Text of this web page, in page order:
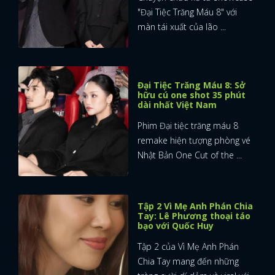
"Đại Tiệc Trăng Máu 8" với
màn tái xuất của lão ...
Đại Tiệc Trăng Máu 8: Sở
hữu cú one shot 35 phút
dài nhất Việt Nam
Phim Đại tiệc trăng máu 8
remake hiện tượng phòng vé
Nhật Bản One Cut of the ...
Tập 2 Vì Mẹ Anh Phán Chia
Tay: Lê Phương thoại táo
bạo với Quốc Huy
Tập 2 của Vì Mẹ Anh Phán
Chia Tay mang đến những